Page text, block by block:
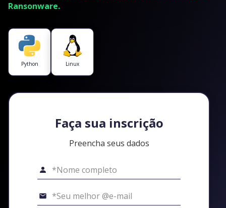
Ransonware.
Python Linux
Faça sua inscrição
Preencha seus dados